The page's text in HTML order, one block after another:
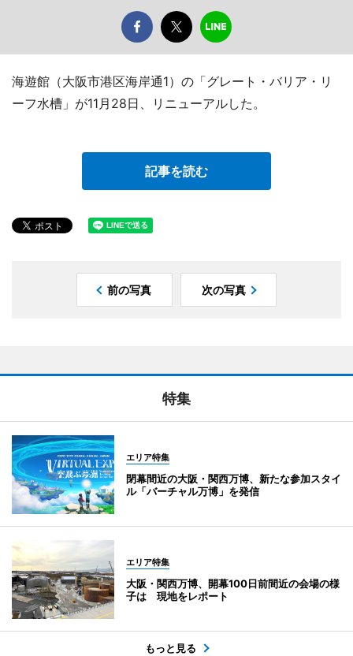
海遊館（大阪市港区海岸通1）の「グレート・バリア・リ
ーフ水槽」が11月28日、リニューアルした。
記事を読む
前の写真 次の写真
特集
エリア特集
閉幕間近の大阪・関西万博、新たな参加スタイ
ル「バーチャル万博」を発信
エリア特集
大阪・関西万博、開幕100日前間近の会場の様
子は 現地をレポート
もっと見る